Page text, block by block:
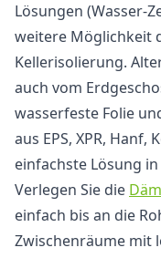
Lösungen (Wasser-
weitere Möglichkeit
Kellerisolierung.
auch vom
wasserfeste Folie
aus EPS, XPR,
einfachste Lösung
Verlegen Sie die
einfach bis an die
Zwischenräume mit